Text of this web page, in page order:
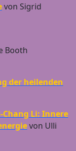
von Sigrid
Booth
der heilenden
Chang Li: Innere
von Ulli